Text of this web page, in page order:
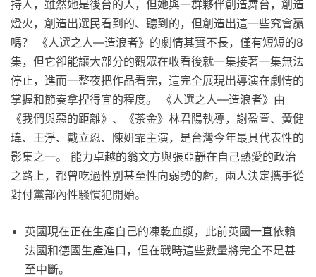
持人，雖然她是後台的人，但她與一群夥伴創造舞台，創造
燈火，創造出選民看到的、聽到的，但創造出這一些究會贏
嗎？ 《人選之人—造浪者》的劇情其實不長，僅有短短的8
集，但它卻能讓大部分的觀眾在收看後就一集接著一集無法
停止，進而一整夜把作品看完，這完全展現出導演在劇情的
掌握和節奏拿捏得宜的程度。 《人選之人—造浪者》由
《我們與惡的距離》、《茶金》林君陽執導，謝盈萱、黃健
瑋、王淨、戴立忍、陳姸霏主演，是台灣今年最具代表性的
影集之一。 能力卓越的翁文方與張亞靜在自己熱愛的政治
之路上，都曾吃過性別甚至性向弱勢的虧，兩人決定攜手從
對付黨部內性騷慣犯開始。
英國現在正在生產自己的凍乾血漿，此前英國一直依賴
法國和德國生產進口，但在戰時這些數量將完全不足甚
至中斷。